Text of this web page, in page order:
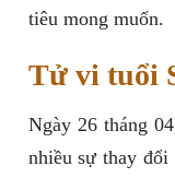
tiêu mong muốn.
Tử vi tuổi
Ngày 26 tháng
nhiều sự thay